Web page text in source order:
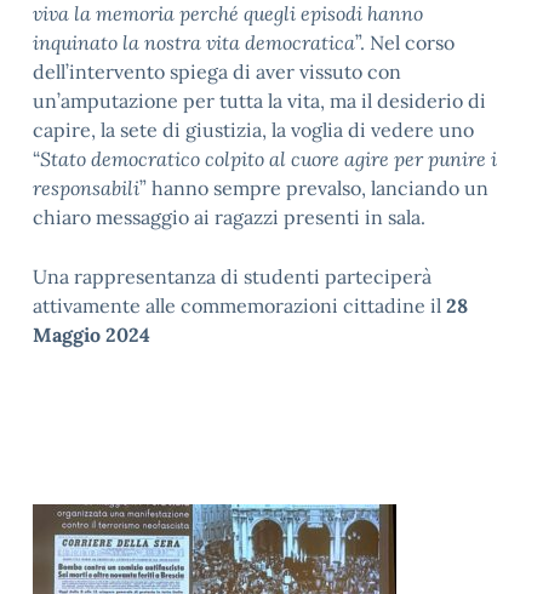
viva la memoria perché quegli episodi hanno
inquinato la nostra vita democratica”. Nel corso
dell’intervento spiega di aver vissuto con
un’amputazione per tutta la vita, ma il desiderio di
capire, la sete di giustizia, la voglia di vedere uno
“Stato democratico colpito al cuore agire per punire i
responsabili” hanno sempre prevalso, lanciando un
chiaro messaggio ai ragazzi presenti in sala.
Una rappresentanza di studenti parteciperà
attivamente alle commemorazioni cittadine il 28
Maggio 2024